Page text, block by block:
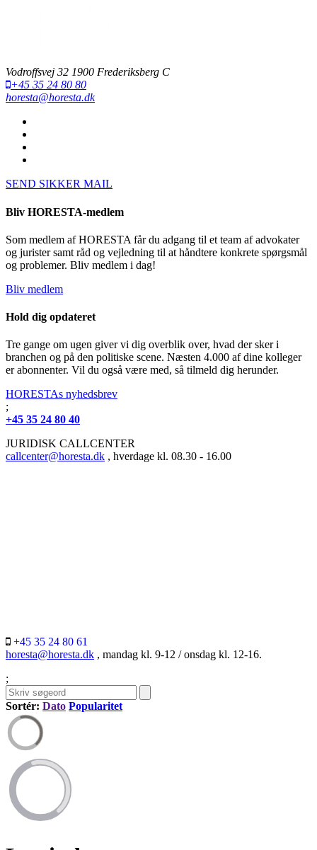
Vodroffsvej 32 1900 Frederiksberg C
+45 35 24 80 80
horesta@horesta.dk
SEND SIKKER MAIL
Bliv HORESTA-medlem
Som medlem af HORESTA får du adgang til et team af advokater
og jurister samt råd og vejledning til at håndtere konkrete spørgsmål
og problemer. Bliv medlem i dag!
Bliv medlem
Hold dig opdateret
Tre gange om ugen giver vi dig overblik over, hvad der sker i
branchen og på den politiske scene. Næsten 4.000 af dine kolleger
er abonnenter. Vil du også være med, så tilmeld dig herunder.
HORESTAs nyhedsbrev
;
+45 35 24 80 40
JURIDISK CALLCENTER
callcenter@horesta.dk , hverdage kl. 08.30 - 16.00
+45 35 24 80 61
horesta@horesta.dk , mandag kl. 9-12 / onsdag kl. 12-16.
;
Sortér: Dato Popularitet